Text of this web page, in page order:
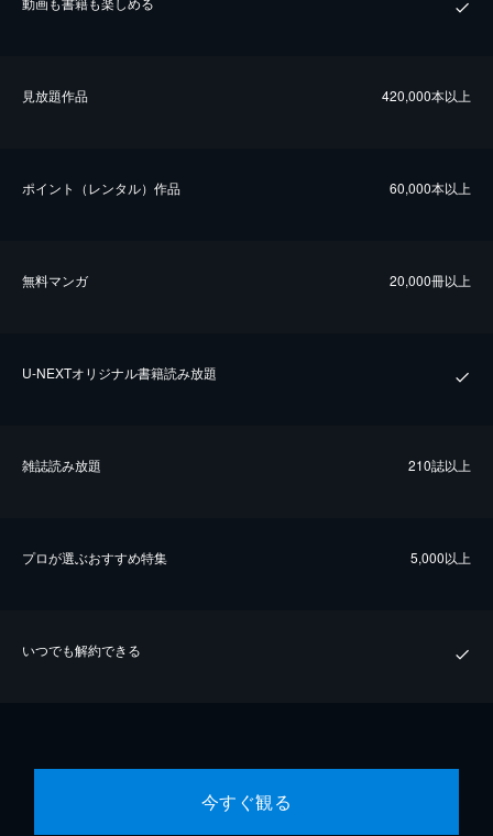
⾒放題作品 420,000本以上
ポイント（レンタル）作品 60,000本以上
無料マンガ 20,000冊以上
U-NEXTオリジナル書籍読み放題
雑誌読み放題 210誌以上
プロが選ぶおすすめ特集 5,000以上
いつでも解約できる
今すぐ観る